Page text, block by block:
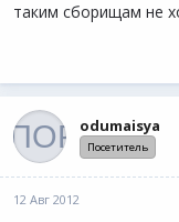
таким сборищам не
odumaisya
Посетитель
12 Авг 2012